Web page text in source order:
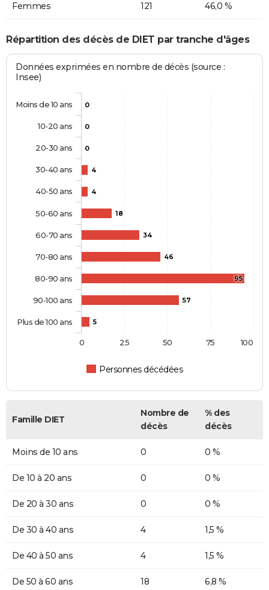
Femmes 121 46,0 %
Répartition des décès de DIET par tranche d'âges
Données exprimées en nombre de décès (source :
Insee)
0
0
0
4
4
18
34
46
95
57
5
Personnes décédées
Moins de 10 ans
10-20 ans
20-30 ans
30-40 ans
40-50 ans
50-60 ans
60-70 ans
70-80 ans
80-90 ans
90-100 ans
Plus de 100 ans
0 100
25 50 75
Famille DIET
Nombre de
décès
% des
décès
Moins de 10 ans 0 0 %
De 10 à 20 ans 0 0 %
De 20 à 30 ans 0 0 %
De 30 à 40 ans 4 1,5 %
De 40 à 50 ans 4 1,5 %
De 50 à 60 ans 18 6,8 %